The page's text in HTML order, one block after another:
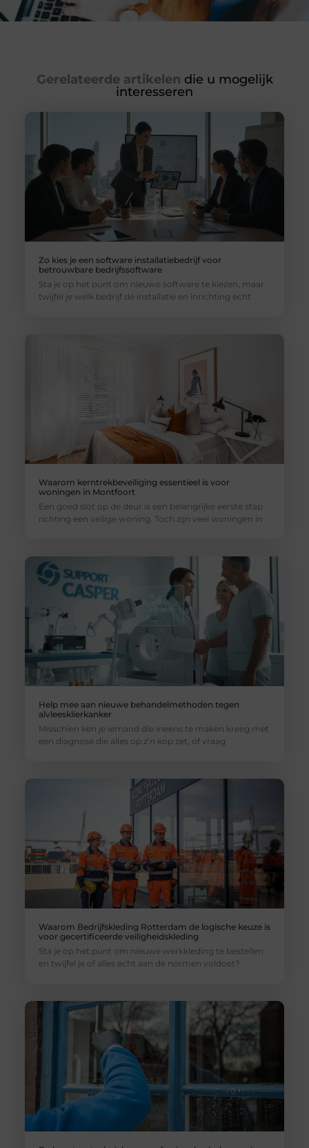
Gerelateerde artikelen die u mogelijk
interesseren
Zo kies je een software installatiebedrijf voor
betrouwbare bedrijfssoftware
Sta je op het punt om nieuwe software te kiezen, maar
twijfel je welk bedrijf de installatie en inrichting echt
Waarom kerntrekbeveiliging essentieel is voor
woningen in Montfoort
Een goed slot op de deur is een belangrijke eerste stap
richting een veilige woning. Toch zijn veel woningen in
Help mee aan nieuwe behandelmethoden tegen
alvleesklierkanker
Misschien ken je iemand die ineens te maken kreeg met
een diagnose die alles op z’n kop zet, of vraag
Waarom Bedrijfskleding Rotterdam de logische keuze is
voor gecertificeerde veiligheidskleding
Sta je op het punt om nieuwe werkkleding te bestellen
en twijfel je of alles echt aan de normen voldoet?